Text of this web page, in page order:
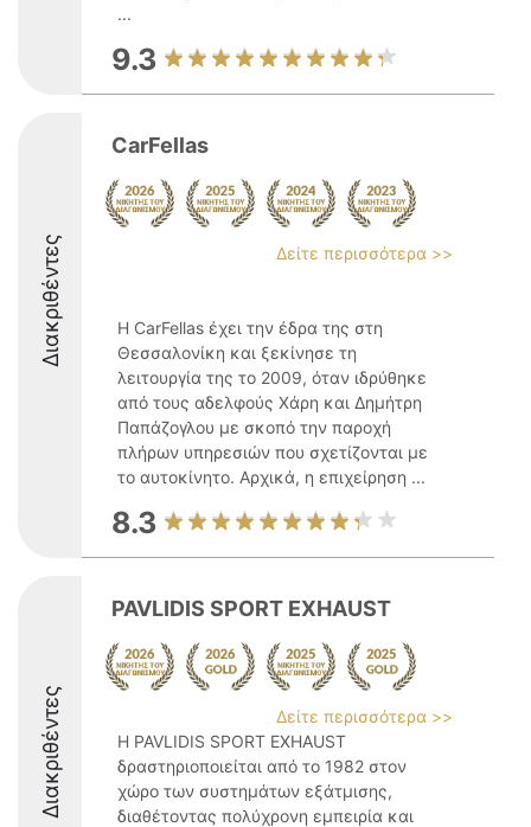
...
9.3
Διακριθέντες
CarFellas
Δείτε περισσότερα >>
Η CarFellas έχει την έδρα της στη
Θεσσαλονίκη και ξεκίνησε τη
λειτουργία της το 2009, όταν ιδρύθηκε
από τους αδελφούς Χάρη και Δημήτρη
Παπάζογλου με σκοπό την παροχή
πλήρων υπηρεσιών που σχετίζονται με
το αυτοκίνητο. Αρχικά, η επιχείρηση ...
8.3
Διακριθέντες
PAVLIDIS SPORT EXHAUST
Δείτε περισσότερα >>
Η PAVLIDIS SPORT EXHAUST
δραστηριοποιείται από το 1982 στον
χώρο των συστημάτων εξάτμισης,
διαθέτοντας πολύχρονη εμπειρία και